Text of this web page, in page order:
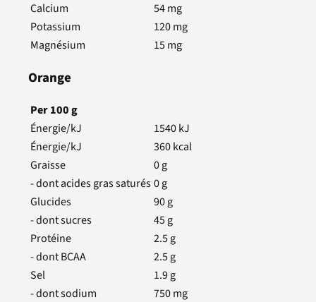
Calcium
54mg
Potassium
120mg
Magnésium
15mg
Orange
Per100g
Énergie/kJ
1540kJ
Énergie/kJ
360kcal
Graisse
0g
- dont acides gras saturés0g
Glucides
90g
- dont sucres
45g
Protéine
2.5g
- dont BCAA
2.5g
Sel
1.9g
- dont sodium
750mg